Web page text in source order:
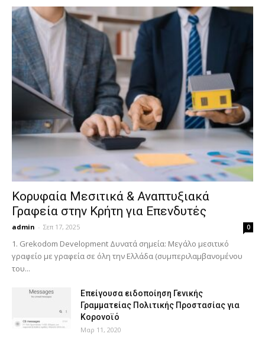
Κορυφαία Μεσιτικά & Αναπτυξιακά
Γραφεία στην Κρήτη για Επενδυτές
admin - Σεπ 17, 2025 0
1. Grekodom Development Δυνατά σημεία: Μεγάλο μεσιτικό
γραφείο με γραφεία σε όλη την Ελλάδα (συμπεριλαμβανομένου
του...
Επείγουσα ειδοποίηση Γενικής
Γραμματείας Πολιτικής Προστασίας για
Κορονοϊό
Μαρ 11, 2020